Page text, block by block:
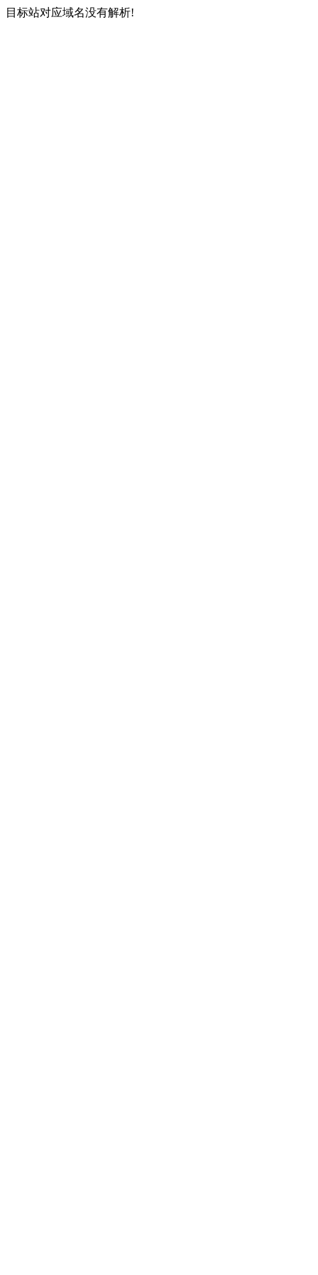
目标站对应域名没有解析!